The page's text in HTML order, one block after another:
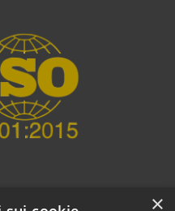
×